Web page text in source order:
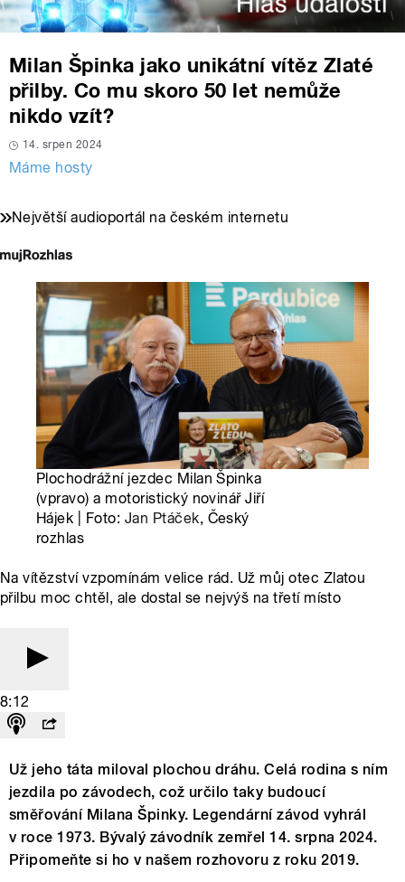
Milan Špinka jako unikátní vítěz Zlaté
přilby. Co mu skoro 50 let nemůže
nikdo vzít?
14. srpen 2024
Máme hosty
Největší audioportál na českém internetu
Plochodrážní jezdec Milan Špinka
(vpravo) a motoristický novinář Jiří
Hájek | Foto: Jan Ptáček, Český
rozhlas
Na vítězství vzpomínám velice rád. Už můj otec Zlatou
přilbu moc chtěl, ale dostal se nejvýš na třetí místo
8:12
Už jeho táta miloval plochou dráhu. Celá rodina s ním
jezdila po závodech, což určilo taky budoucí
směřování Milana Špinky. Legendární závod vyhrál
v roce 1973. Bývalý závodník zemřel 14. srpna 2024.
Připomeňte si ho v našem rozhovoru z roku 2019.